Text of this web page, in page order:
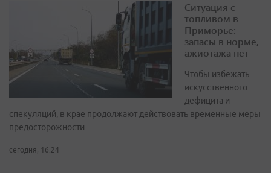
Ситуация с
топливом в
Приморье:
запасы в норме,
ажиотажа нет
Чтобы избежать
искусственного
дефицита и
спекуляций, в крае продолжают действовать временные меры
предосторожности
сегодня, 16:24